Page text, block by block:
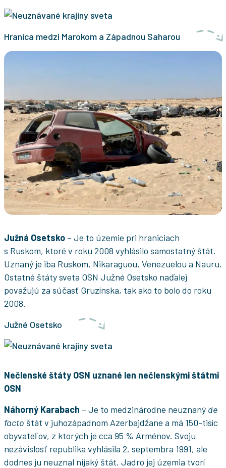
Hranica medzi Marokom a Západnou Saharou
Južná Osetsko – Je to územie pri hraniciach
s Ruskom, ktoré v roku 2008 vyhlásilo samostatný štát.
Uznaný je iba Ruskom, Nikaraguou, Venezuelou a Nauru.
Ostatné štáty sveta OSN Južné Osetsko naďalej
považujú za súčasť Gruzínska, tak ako to bolo do roku
2008.
Južné Osetsko
Nečlenské štáty OSN uznané len nečlenskými štátmi
OSN
Náhorný Karabach – Je to medzinárodne neuznaný de
facto štát v juhozápadnom Azerbajdžane a má 150-tisíc
obyvateľov, z ktorých je cca 95 % Arménov. Svoju
nezávislosť republika vyhlásila 2. septembra 1991, ale
dodnes ju neuznal nijaký štát. Jadro jej územia tvorí